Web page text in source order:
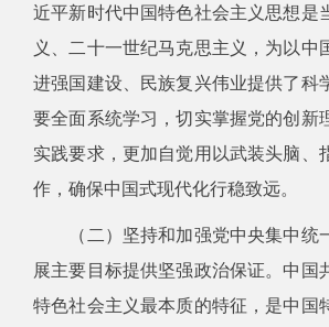
近平新时代中国特色社会主义思想是
义、二十一世纪马克思主义，为以中
进强国建设、民族复兴伟业提供了科
要全面系统学习，切实掌握党的创新
实践要求，更加自觉用以武装头脑、
作，确保中国式现代化行稳致远。
（二）坚持和加强党中央集中统
展主要目标提供坚强政治保证。中国
特色社会主义最本质的特征，是中国